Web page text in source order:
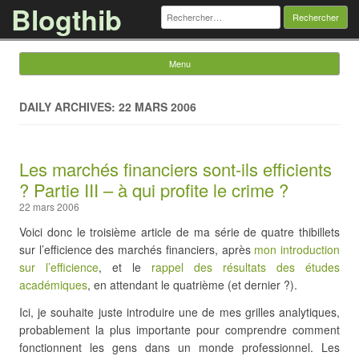
Blogthib Rechercher :
Menu
DAILY ARCHIVES: 22 MARS 2006
Les marchés financiers sont-ils efficients
? Partie III – à qui profite le crime ?
22 mars 2006
Voici donc le troisième article de ma série de quatre thibillets
sur l’efficience des marchés financiers, après mon introduction
sur l’efficience, et le rappel des résultats des études
académiques, en attendant le quatrième (et dernier ?).
Ici, je souhaite juste introduire une de mes grilles analytiques,
probablement la plus importante pour comprendre comment
fonctionnent les gens dans un monde professionnel. Les